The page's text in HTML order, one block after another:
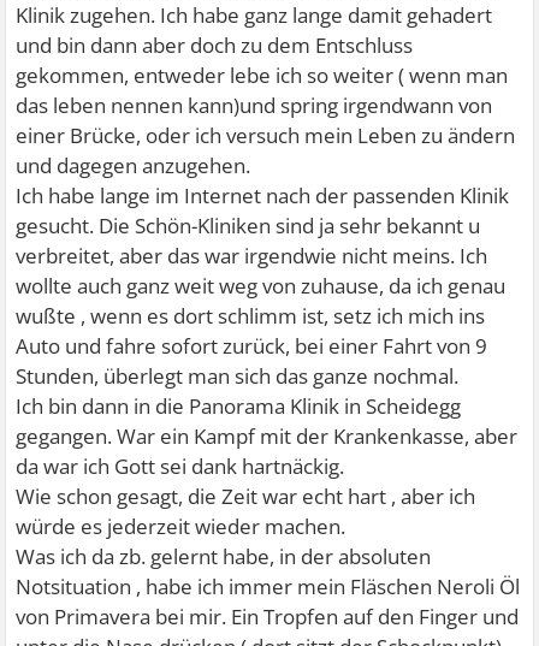
Klinik zugehen. Ich habe ganz lange damit gehadert
und bin dann aber doch zu dem Entschluss
gekommen, entweder lebe ich so weiter ( wenn man
das leben nennen kann)und spring irgendwann von
einer Brücke, oder ich versuch mein Leben zu ändern
und dagegen anzugehen.
Ich habe lange im Internet nach der passenden Klinik
gesucht. Die Schön-Kliniken sind ja sehr bekannt u
verbreitet, aber das war irgendwie nicht meins. Ich
wollte auch ganz weit weg von zuhause, da ich genau
wußte , wenn es dort schlimm ist, setz ich mich ins
Auto und fahre sofort zurück, bei einer Fahrt von 9
Stunden, überlegt man sich das ganze nochmal.
Ich bin dann in die Panorama Klinik in Scheidegg
gegangen. War ein Kampf mit der Krankenkasse, aber
da war ich Gott sei dank hartnäckig.
Wie schon gesagt, die Zeit war echt hart , aber ich
würde es jederzeit wieder machen.
Was ich da zb. gelernt habe, in der absoluten
Notsituation , habe ich immer mein Fläschen Neroli Öl
von Primavera bei mir. Ein Tropfen auf den Finger und